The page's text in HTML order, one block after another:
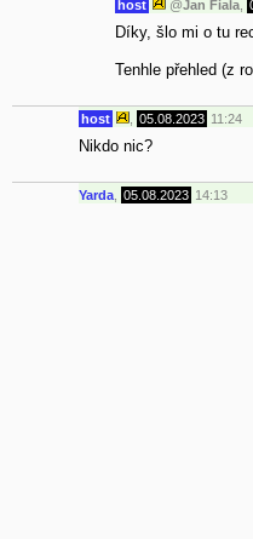
host @Jan Fiala
Díky, šlo mi o tu
Tenhle přehled (z
host 05.08.2023 11:24
Nikdo nic?
Yarda 05.08.2023 14:13